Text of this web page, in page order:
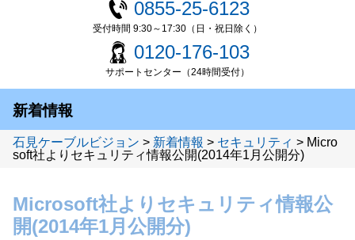
0855-25-6123
受付時間 9:30～17:30（日・祝日除く）
0120-176-103
サポートセンター（24時間受付）
新着情報
石見ケーブルビジョン > 新着情報 > セキュリティ > Micro
soft社よりセキュリティ情報公開(2014年1月公開分)
Microsoft社よりセキュリティ情報公
開(2014年1月公開分)